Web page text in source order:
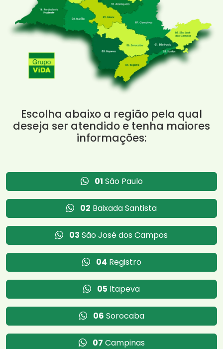
Escolha abaixo a região pela qual
deseja ser atendido e tenha maiores
informações:
01 São Paulo
02 Baixada Santista
03 São José dos Campos
04 Registro
05 Itapeva
06 Sorocaba
07 Campinas